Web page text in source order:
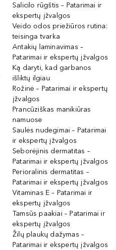
Salicilo rūgštis – Patarimai ir
ekspertų įžvalgos
Veido odos priežiūros rutina:
teisinga tvarka
Antakių laminavimas –
Patarimai ir ekspertų įžvalgos
Ką daryti, kad garbanos
išliktų ilgiau
Rožinė – Patarimai ir ekspertų
įžvalgos
Prancūziškas manikiūras
namuose
Saulės nudegimai – Patarimai
ir ekspertų įžvalgos
Seborėjinis dermatitas –
Patarimai ir ekspertų įžvalgos
Perioralinis dermatitas –
Patarimai ir ekspertų įžvalgos
Vitaminas E – Patarimai ir
ekspertų įžvalgos
Tamsūs paakiai – Patarimai ir
ekspertų įžvalgos
Žilų plaukų dažymas –
Patarimai ir ekspertų įžvalgos